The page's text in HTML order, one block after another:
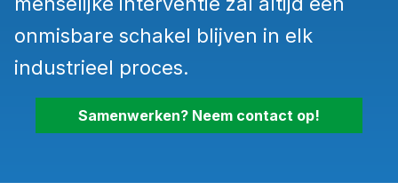
Samenwerken? Neem contact op!
onmisbare schakel blijven in elk
industrieel proces.